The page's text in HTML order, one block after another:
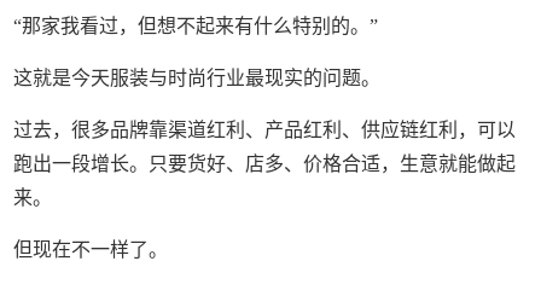
“那家我看过，但想不起来有什么特别的。”
这就是今天服装与时尚行业最现实的问题。
过去，很多品牌靠渠道红利、产品红利、供应链红利，可以
跑出一段增长。只要货好、店多、价格合适，生意就能做起
来。
但现在不一样了。